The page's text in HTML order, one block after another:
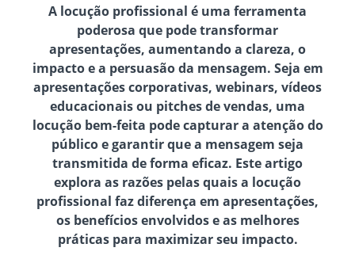
A locução profissional é uma ferramenta
poderosa que pode transformar
apresentações, aumentando a clareza, o
impacto e a persuasão da mensagem. Seja em
apresentações corporativas, webinars, vídeos
educacionais ou pitches de vendas, uma
locução bem-feita pode capturar a atenção do
público e garantir que a mensagem seja
transmitida de forma eficaz. Este artigo
explora as razões pelas quais a locução
profissional faz diferença em apresentações,
os benefícios envolvidos e as melhores
práticas para maximizar seu impacto.